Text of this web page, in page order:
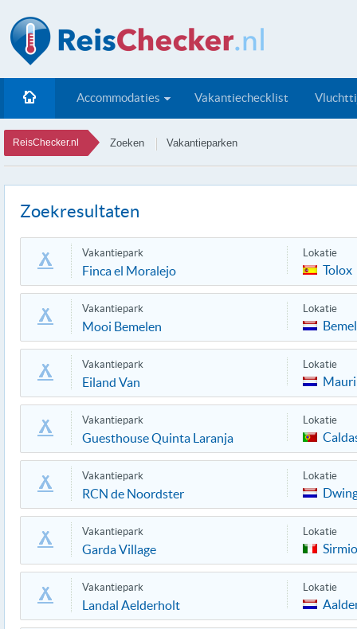
Accommodaties Vakantiechecklist
ReisChecker.nl Zoeken Vakantieparken
Zoekresultaten
Vakantiepark
Finca el Moralejo
Lokatie
Tolox
Vakantiepark
Mooi Bemelen
Lokatie
Vakantiepark
Eiland Van
Lokatie
Vakantiepark
Guesthouse Quinta Laranja
Lokatie
Vakantiepark
RCN de Noordster
Lokatie
Vakantiepark
Garda Village
Lokatie
Vakantiepark
Landal Aelderholt
Lokatie